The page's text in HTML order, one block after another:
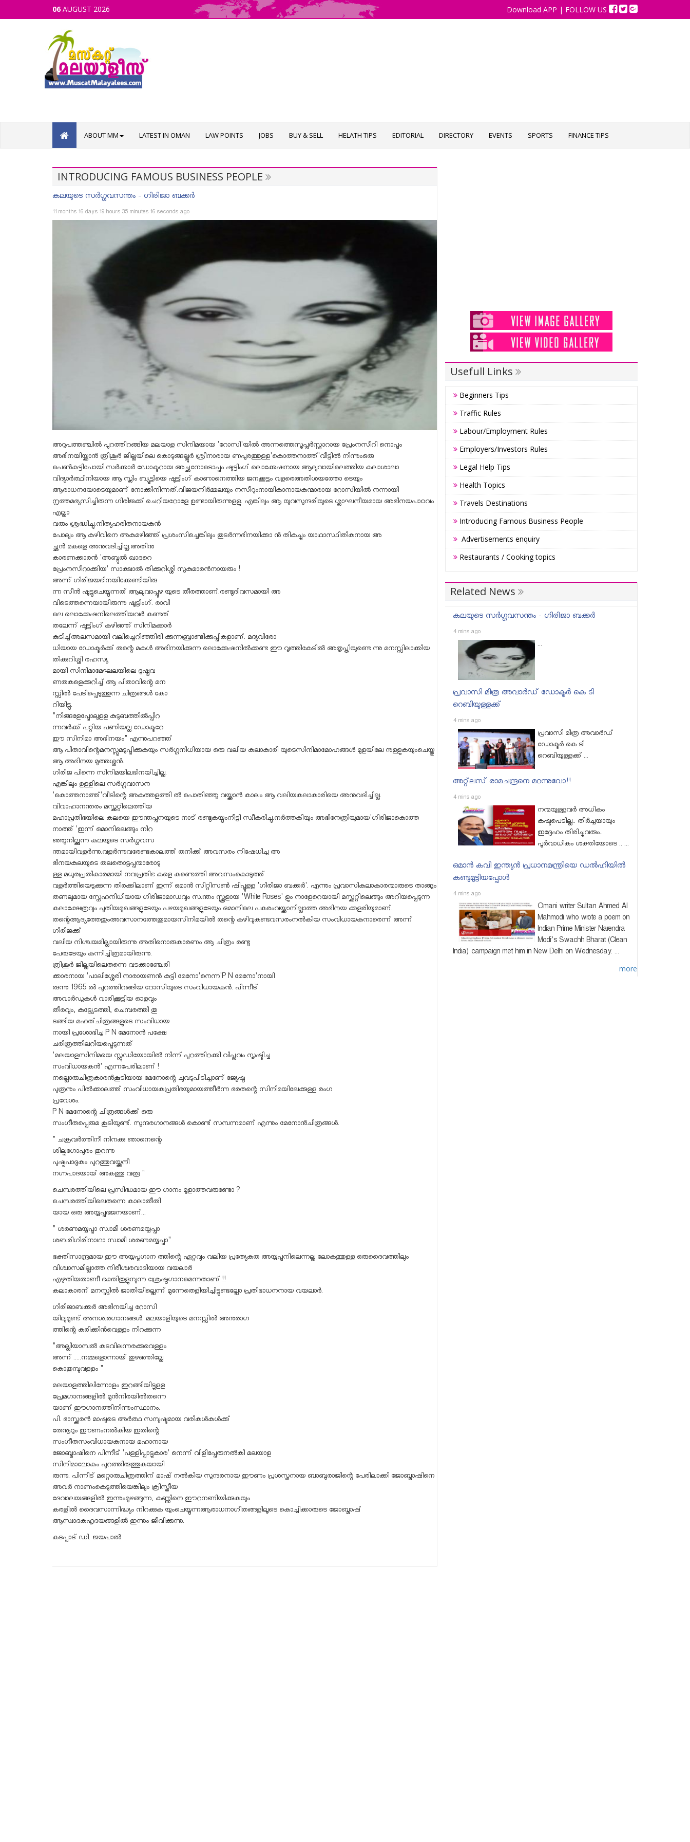
06AUGUST 2026 Download APP | FOLLOW US
ABOUT MM LATEST IN OMAN LAW POINTS JOBS BUY & SELL HELATH TIPS EDITORIAL DIRECTORY EVENTS SPORTS FINANCE TIPS
INTRODUCING FAMOUS BUSINESS PEOPLE
കലയുടെ സർഗ്ഗവസന്തം - ഗിരിജാ ബക്കർ
11 months 16 days 19 hours 35 minutes 16 seconds ago
അറുപത്തഞ്ചിൽ പുറത്തിറങ്ങിയ മലയാള സിനിമയായ 'റോസി'യിൽ അന്നത്തെസൂപ്പർസ്റ്റാറായ പ്രേംനസീറി നൊപ്പം
അഭിനയിയ്ക്കാൻ ത്രിശൂർ ജില്ലയിലെ കൊടുങ്ങല്ലൂർ ശ്രീനാരായ ണപുരത്തുള്ള'കൊത്തനാത്ത്'വീട്ടിൽ നിന്നുംഒരു
പെൺകുട്ടിപോയി.സർക്കാർ ഡോക്ടറായ അച്ഛനോടൊപ്പം ഷൂട്ടിംഗ് ലൊക്കേഷനായ ആലുവായിലെത്തിയ കലാശാലാ
വിദ്യാർത്ഥിനിയായ ആ സ്ലിം ബ്യൂട്ടിയെ ഷൂട്ടിംഗ് കാണാനെത്തിയ ജനക്കൂട്ടം വളരെഅതിശയത്തോ ടെയും
ആരാധനയോടെയുമാണ് നോക്കിനിന്നത്.വിജയനിർമ്മലയും നസീറുംനായികാനായകന്മാരായ റോസിയിൽ നന്നായി
നൃത്തമഭ്യസിച്ചിരുന്ന ഗിരിജക്ക് ചെറിയറോളേ ഉണ്ടായിരുന്നുളളു. എങ്കിലും ആ യുവസുന്ദരിയുടെ ശ്ലാഘനീയമായ അഭിനയപാഠവം
എല്ലാ
വരും ശ്രദ്ധിച്ചു.നിത്യഹരിതനായകൻ
പോലും ആ കഴിവിനെ അകമഴിഞ്ഞ് പ്രശംസിച്ചെങ്കിലും തുടർന്നഭിനയിക്കാ ൻ തികച്ചും യാഥാസ്ഥിതികനായ അ
ച്ഛൻ മകളെ അനുവദിച്ചില്ല.അതിനു
കാരണക്കാരൻ 'അബ്ദുൽ ഖാദറെ
പ്രേംനസീറാക്കിയ' സാക്ഷാൽ തിക്കുറിശ്ശി സുകുമാരൻ​നായരും !
അന്ന് ഗിരിജയഭിനയിക്കേണ്ടിയിരു
ന്ന സീൻ ഷൂട്ടുചെയ്യുന്നത് ആലുവാപ്പുഴ യുടെ തീരത്താണ്.രണ്ടുദിവസമായി അ
വിടെത്തന്നെയായിരുന്നു ഷൂട്ടിംഗ്. രാവി
ലെ ലൊക്കേഷനിലെത്തിയവർ കണ്ടത്
തലേന്ന് ഷൂട്ടിംഗ് കഴിഞ്ഞ് സിനിമക്കാർ
കുടിച്ച്അലസമായി വലിച്ചെറിഞ്ഞിരി ക്കുന്നബ്രാണ്ടിക്കുപ്പികളാണ്. മദ്യവിരോ
ധിയായ ഡോക്ടർക്ക് തന്റെ മകൾ അഭിനയിക്കുന്ന ലൊക്കേഷനിൽക്കണ്ട ഈ വൃത്തികേടിൽ അതൃപ്തിയുണ്ടെ ന്നു മനസ്സിലാക്കിയ
തിക്കുറിശ്ശി രഹസ്യ
മായി സിനിമാമേഘലയിലെ ദുഷ്പ്രവ
ണതകളെക്കുറിച്ച് ആ പിതാവിന്റെ മന
സ്സിൽ പേടിപ്പെടുത്തുന്ന ചിത്രങ്ങൾ കോ
റിയിട്ടു.
"നിങ്ങളേപ്പോലുളള കുടുബത്തിൽപ്പിറ
ന്നവർക്ക് പറ്റിയ പണിയല്ല ഡോക്ടറേ
ഈ സിനിമാ അഭിനയം" എന്നുപറഞ്ഞ്
ആ പിതാവിന്റെമനസ്സുമടുപ്പിക്കുകയും സർഗ്ഗനിധിയായ ഒരു വലിയ കലാകാരി യുടെസിനിമാമോഹങ്ങൾ മുളയിലേ നുള്ളുകയുംചെയ്തു
ആ അഭിനയ മുത്തശ്ശൻ.
ഗിരിജ പിന്നെ സിനിമയിലഭിനയിച്ചില്ല.
എങ്കിലും ഉള്ളിലെ സർഗ്ഗവാസന
'കൊത്തനാത്ത്'വീടിന്റെ അകത്തളത്തി ൽ പൊതിഞ്ഞു വയ്ക്കാൻ കാലം ആ വലിയകലാകാരിയെ അനുവദിച്ചില്ല.
വിവാഹാനന്തരം മസ്ക്കറ്റിലെത്തിയ
മഹാപ്രതിഭയിലെ കലയെ ഈന്തപ്പനയുടെ നാട് രണ്ടുകയ്യുംനീട്ടി സ്വീകരിച്ചു.നർത്തകിയും അഭിനേത്രിയുമായ'ഗിരിജാകൊത്ത
നാത്ത് 'ഇന്ന് ഒമാനിലെങ്ങും നിറ
ഞ്ഞുനില്ക്കുന്ന കലയുടെ സർഗ്ഗവസ
ന്തമായിവളർന്നു.വളർന്നുവരേണ്ടകാലത്ത് തനിക്ക് അവസരം നിഷേധിച്ച അ
ഭിനയകലയുടെ തലതൊട്ടപ്പന്മാരോടു
ള്ള മധുരപ്രതികാരമായി നവപ്രതിഭ കളെ കണ്ടെത്തി അവസംകൊടുത്ത്
വളർത്തിയെടുക്കുന്ന തിരക്കിലാണ് ഇന്ന് ഒമാൻ സിറ്റിസൺ ഷിപ്പുളള 'ഗിരിജാ ബക്കർ'. എന്നും പ്രവാസികലാകാരന്മാരുടെ താങ്ങും
തണലുമായ സ്നേഹനിധിയായ ഗിരിജാമാഡവും സ്വന്തം സ്ക്കൂളായ 'White Roses' ളും നാളേറെയായി മസ്ക്കറ്റിലെങ്ങും അറിയപ്പെടുന്ന
കലാക്ഷേത്രവും പുതിയമുഖങ്ങളുടേയും പഴയമുഖങ്ങളുടേയും ഒമാനിലെ പകരംവയ്ക്കാനില്ലാത്ത അഭിനയ ക്കളരിയുമാണ്.
തന്റെആദ്യത്തേതുംഅവസാനത്തേതുമായസിനിമയിൽ തന്റെ കഴിവുകണ്ടവസരംനൽകിയ സംവിധായകനാരെന്ന് അന്ന്
ഗിരിജക്ക്
വലിയ നിശ്ചയമില്ലായിരുന്നു അതിനൊരുകാരണം ആ ചിത്രം രണ്ടു
പേരുടേയും കന്നിച്ചിത്രമായിരുന്നു.
ത്രിശൂർ ജില്ലയിലെതന്നെ വടക്കാഞ്ചേരി
ക്കാരനായ 'പാലിശ്ശേരി നാരായണൻ കുട്ടി മേനോ'നെന്ന'P N മേനോ'നായി
രുന്നു 1965 ൽ പുറത്തിറങ്ങിയ റോസിയുടെ സംവിധായകൻ. പിന്നീട്
അവാർഡുകൾ വാരിക്കൂട്ടിയ ഓളവും
തീരവും, കുട്ട്യേടത്തി, ചെമ്പരത്തി തു
ടങ്ങിയ മഹത്ചിത്രങ്ങളുടെ സംവിധായ
നായി പ്രശോഭിച്ച P N മേനോൻ പക്ഷേ
ചരിത്രത്തിലറിയപ്പെടുന്നത്
'മലയാളസിനിമയെ സ്റ്റുഡിയോയിൽ നിന്ന് പുറത്തിറക്കി വിപ്ലവം സൃഷ്ടിച്ച
സംവിധായകൻ' എന്നപേരിലാണ് !
നല്ലൊരുചിത്രകാരൻകൂടിയായ മേനോന്റെ ചുവടുപിടിച്ചാണ് ജ്യേഷ്ഠ
പുത്രനും പിൽക്കാലത്ത് സംവിധായകപ്രതിഭയുമായത്തീർന്ന ഭരതന്റെ സിനിമയിലേക്കുള്ള രംഗ
പ്രവേശം.
P N മേനോന്റെ ചിത്രങ്ങൾക്ക് ഒരു
സംഗീതപ്പെരുമ കൂടിയുണ്ട്. സുന്ദരഗാനങ്ങൾ കൊണ്ട് സമ്പന്നമാണ് എന്നും മേനോൻചിത്രങ്ങൾ.
" ചക്രവർത്തിനീ നിനക്കു ഞാനെന്റെ
ശില്പഗോപുരം തുറന്നു
പുഷ്പപാദുകം പുറത്തുവയ്ക്കുനീ
നഗ്നപാദയായ് അകത്തു വരൂ "
ചെമ്പരത്തിയിലെ പ്രസിദ്ധമായ ഈ ഗാനം മൂളാത്തവരുണ്ടോ ?
ചെമ്പരത്തിയിലെതന്നെ കാലാതീതി
യായ ഒരു അയ്യപ്പഭജനയാണ്...
" ശരണമയ്യപ്പാ സ്വാമീ ശരണമയ്യപ്പാ
ശബരിഗിരിനാഥാ സ്വാമീ ശരണമയ്യപ്പാ"
ഭക്തിസാന്ദ്രമായ ഈ അയ്യപ്പഗാന ത്തിന്റെ ഏറ്റവും വലിയ പ്രത്യേകത അയ്യപ്പനിലെന്നല്ല ലോകത്തുള്ള ഒരുദൈവത്തിലും
വിശ്വാസമില്ലാത്ത നിരീശ്വരവാദിയായ വയലാർ
എഴുതിയതാണീ ഭക്തിതുളുമ്പുന്ന ശ്രേഷ്ഠഗാനമെന്നതാണ് !!
കലാകാരന് മനസ്സിൽ ജാതിയില്ലെന്ന് മുന്നേതെളിയിച്ചിട്ടുണ്ടല്ലോ പ്രതിഭാധനനായ വയലാർ.
ഗിരിജാബക്കർ അഭിനയിച്ച റോസി
യിലുമുണ്ട് അനശ്വരഗാനങ്ങൾ. മലയാളിയുടെ മനസ്സിൽ അനുരാഗ
ത്തിന്റെ കരിക്കിൻവെള്ളം നിറക്കുന്ന
"അല്ലിയാമ്പൽ കടവിലന്നരക്കുവെള്ളം
അന്ന് .....നമ്മളൊന്നായ് തുഴഞ്ഞില്ലേ
കൊതുമ്പുവള്ളം "
മലയാളത്തിലിന്നോളം ഇറങ്ങിയിട്ടുളള
പ്രേമഗാനങ്ങളിൽ മുൻനിരയിൽതന്നെ
യാണ് ഈഗാനത്തിനിന്നുംസ്ഥാനം.
പി. ഭാസ്ക്കരൻ മാഷുടെ അർത്ഥ സമ്പുഷ്ടമായ വരികൾകൾക്ക്
തേനൂറും ഈണംനൽകിയ ഇതിന്റെ
സംഗീതസംവിധായകനായ മഹാനായ
ജോബ്മാഷിനെ പിന്നീട് 'പള്ളിപ്പാട്ടുകാര' നെന്ന് വിളിപ്പേരുനൽകി മലയാള
സിനിമാലോകം പുറത്തിരുത്തുകയായി
രുന്നു. പിന്നീട് മറ്റൊരുചിത്രത്തിന് മാഷ് നൽകിയ സുന്ദരനായ ഈണം പ്രശസ്തനായ ബാബുരാജിന്റെ പേരിലാക്കി ജോബ്മാഷിനെ
അവർ നാണംകെടുത്തിയെങ്കിലും ക്രിസ്തീയ
ദേവാലയങ്ങളിൽ ഇന്നുംമുഴങ്ങുന്ന, കണ്ണിനെ ഈറനണിയിക്കുകയും
കരളിൽ ദൈവസാന്നിദ്ധ്യം നിറക്കുക യുംചെയ്യുന്നആരാധനാഗീതങ്ങളിലൂടെ കൊച്ചിക്കാരുടെ ജോബ്മാഷ്
ആസ്വാദകഹൃദയങ്ങളിൽ ഇന്നും ജീവിക്കുന്നു.
കടപ്പാട് ഡി. ജയപാൽ
Usefull Links
Beginners Tips
Traffic Rules
Labour/Employment Rules
Employers/Investors Rules
Legal Help Tips
Health Topics
Travels Destinations
Introducing Famous Business People
Advertisements enquiry
Restaurants / Cooking topics
Related News
കലയുടെ സർഗ്ഗവസന്തം - ഗിരിജാ ബക്കർ
4 mins ago
...
പ്രവാസി മിത്ര അവാർഡ് ഡോക്ടർ കെ ടി
റെബിയുള്ളക്ക്
4 mins ago
പ്രവാസി മിത്ര അവാർഡ്
ഡോക്ടർ കെ ടി
റെബിയുള്ളക്ക് ...
അറ്റ്‌ലസ് രാമചന്ദ്രനെ മറന്നുവോ!!
4 mins ago
നന്മയുള്ളവര്‍ അധികം
കഷ്ടപെടില്ല.. തീര്‍ച്ചയായും
ഇദ്ദേഹം തിരിച്ചുവരും..
പൂര്‍വാധികം ശക്തിയോടെ .. ...
ഒമാന്‍ കവി ഇന്ത്യന്‍ പ്രധാനമന്ത്രിയെ ഡല്‍ഹിയില്‍
കണ്ടുമുട്ടിയപ്പോള്‍
4 mins ago
Omani writer Sultan Ahmed Al
Mahmodi who wrote a poem on
Indian Prime Minister Narendra
Modi’s Swachh Bharat (Clean
India) campaign met him in New Delhi on Wednesday. ...
more